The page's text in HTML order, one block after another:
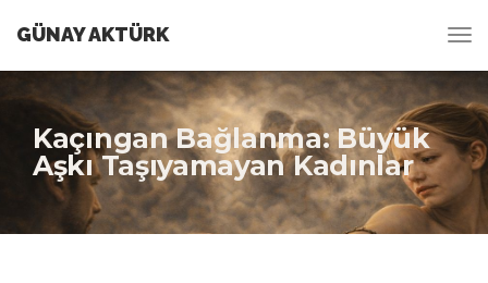
GÜNAY AKTÜRK
Kaçıngan Bağlanma: Büyük
Aşkı Taşıyamayan Kadınlar